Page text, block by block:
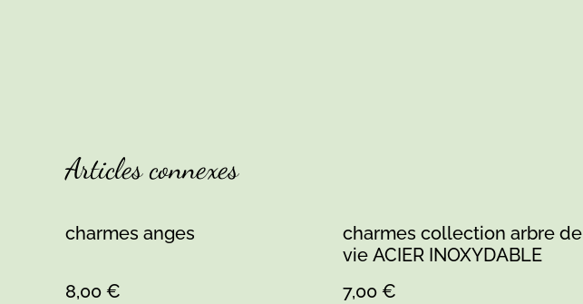
Articles connexes
charmes anges
8,00 €
charmes collection arbre de
vie ACIER INOXYDABLE
7,00 €